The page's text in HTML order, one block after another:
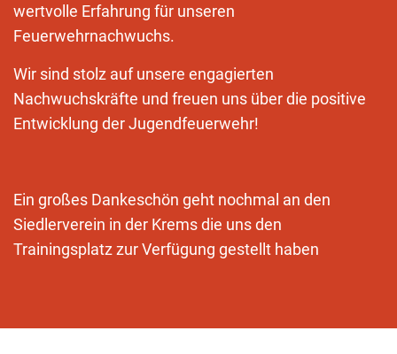
wertvolle Erfahrung für unseren
Feuerwehrnachwuchs.
Wir sind stolz auf unsere engagierten
Nachwuchskräfte und freuen uns über die positive
Entwicklung der Jugendfeuerwehr!
Ein großes Dankeschön geht nochmal an den
Siedlerverein in der Krems die uns den
Trainingsplatz zur Verfügung gestellt haben